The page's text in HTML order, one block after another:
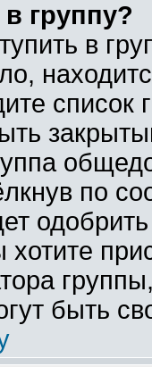
группу?
в
список
по
хотите
быть